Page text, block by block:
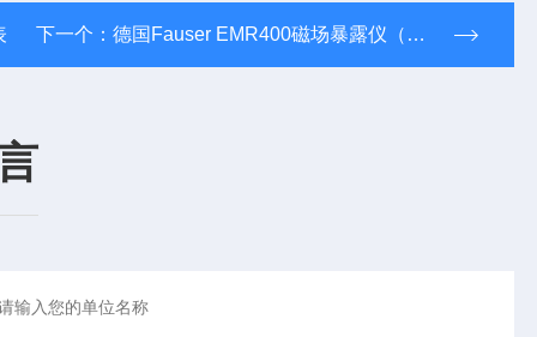
下一个： 德国Fauser EMR400磁场暴露仪（顺丰包邮）